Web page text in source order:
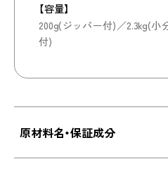
【容量】
200g(ジッパー付)／2.3kg(小
付)
原材料名・保証成分